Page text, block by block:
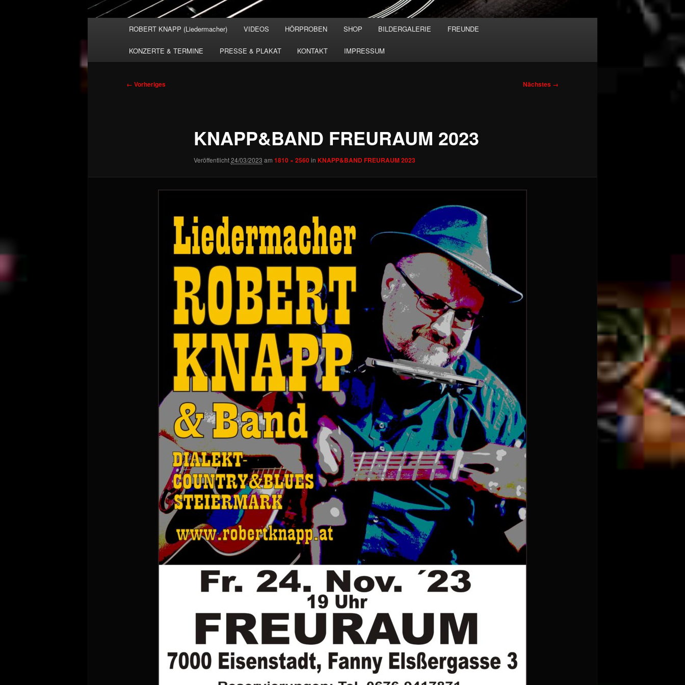
ROBERT KNAPP (Liedermacher) VIDEOS HÖRPROBEN SHOP BILDERGALERIE FREUNDE
KONZERTE & TERMINE PRESSE & PLAKAT KONTAKT IMPRESSUM
Bilder-
← Vorheriges Nächstes →
KNAPP&BAND FREURAUM 2023
Veröffentlicht24/03/2023 am 1810 × 2560in KNAPP&BAND FREURAUM 2023